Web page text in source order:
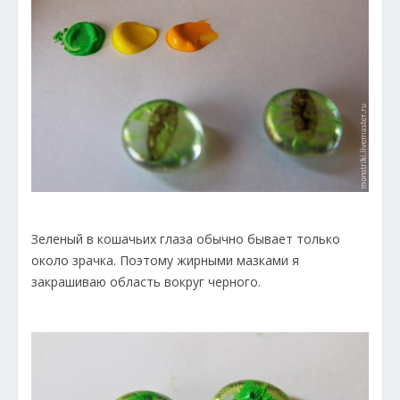
Зеленый в кошачьих глаза обычно бывает только
около зрачка. Поэтому жирными мазками я
закрашиваю область вокруг черного.